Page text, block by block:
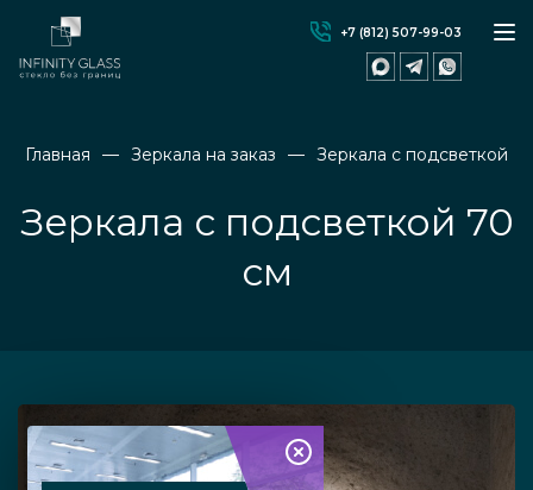
+7 (812) 507-99-03
Главная Зеркала на заказ Зеркала с подсветкой
Зеркала с подсветкой 70
см